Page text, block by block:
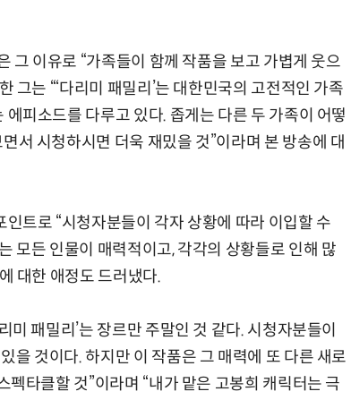
그 이유로 “가족들이 함께 작품을 보고 가볍게 웃으
그는 “‘다리미 패밀리’는 대한민국의 고전적인 가족
피소드를 다루고 있다. 좁게는 다른 두 가족이 어떻
서 시청하시면 더욱 재밌을 것”이라며 본 방송에 대
인트로 “시청자분들이 각자 상황에 따라 이입할 수
모든 인물이 매력적이고, 각각의 상황들로 인해 많
대한 애정도 드러냈다.
미 패밀리’는 장르만 주말인 것 같다. 시청자분들이
을 것이다. 하지만 이 작품은 그 매력에 또 다른 새로
타클할 것”이라며 “내가 맡은 고봉희 캐릭터는 극